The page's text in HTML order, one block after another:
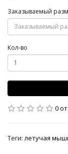
Заказываемый
Кол-во
0
Теги:летучая